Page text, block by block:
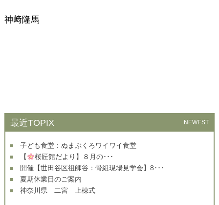
神﨑隆馬
最近TOPIX NEWEST
子ども食堂：ぬまぶくろワイワイ食堂
【
桜匠館だより】８月の･･･
開催【世田谷区祖師谷：骨組現場見学会】8･･･
夏期休業日のご案内
神奈川県 二宮 上棟式